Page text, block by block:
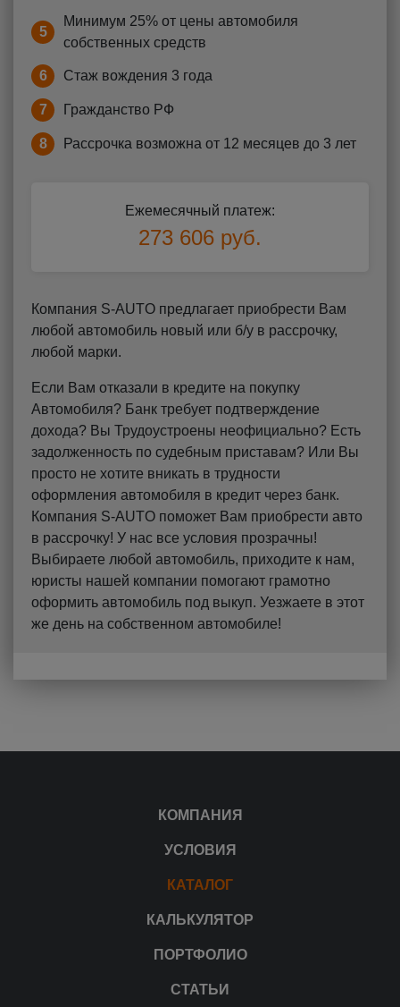
5
Минимум 25% от цены автомобиля
собственных средств
6 Стаж вождения 3 года
7 Гражданство РФ
8 Рассрочка возможна от 12 месяцев до 3 лет
Ежемесячный платеж:
273 606 руб.
Компания S-AUTO предлагает приобрести Вам
любой автомобиль новый или б/у в рассрочку,
любой марки.
Если Вам отказали в кредите на покупку
Автомобиля? Банк требует подтверждение
дохода? Вы Трудоустроены неофициально? Есть
задолженность по судебным приставам? Или Вы
просто не хотите вникать в трудности
оформления автомобиля в кредит через банк.
Компания S-AUTO поможет Вам приобрести авто
в рассрочку! У нас все условия прозрачны!
Выбираете любой автомобиль, приходите к нам,
юристы нашей компании помогают грамотно
оформить автомобиль под выкуп. Уезжаете в этот
же день на собственном автомобиле!
КОМПАНИЯ
УСЛОВИЯ
КАТАЛОГ
КАЛЬКУЛЯТОР
ПОРТФОЛИО
СТАТЬИ